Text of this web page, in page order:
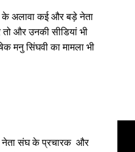
के अलावा कई और बड़े नेता
और उनकी सीडियां भी
मनु सिंघवी का मामला भी
नेता संघ के प्रचारक और